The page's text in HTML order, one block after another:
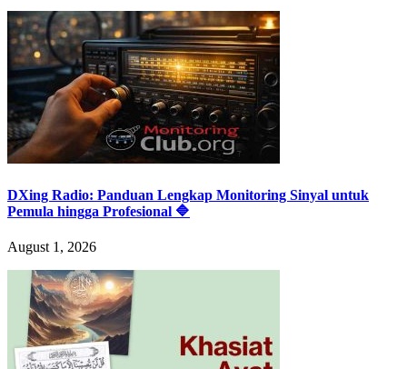
DXing Radio: Panduan Lengkap Monitoring Sinyal untuk
Pemula hingga Profesional 🔷
August 1, 2026